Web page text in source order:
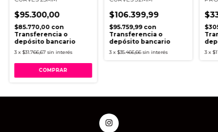
$95.300,00
$85.770,00 con
Transferencia o
depósito bancario
3 x $31.766,67 sin interés
$106.399,99
$95.759,99 con
Transferencia o
depósito bancario
3 x $35.466,66 sin interés 3 x